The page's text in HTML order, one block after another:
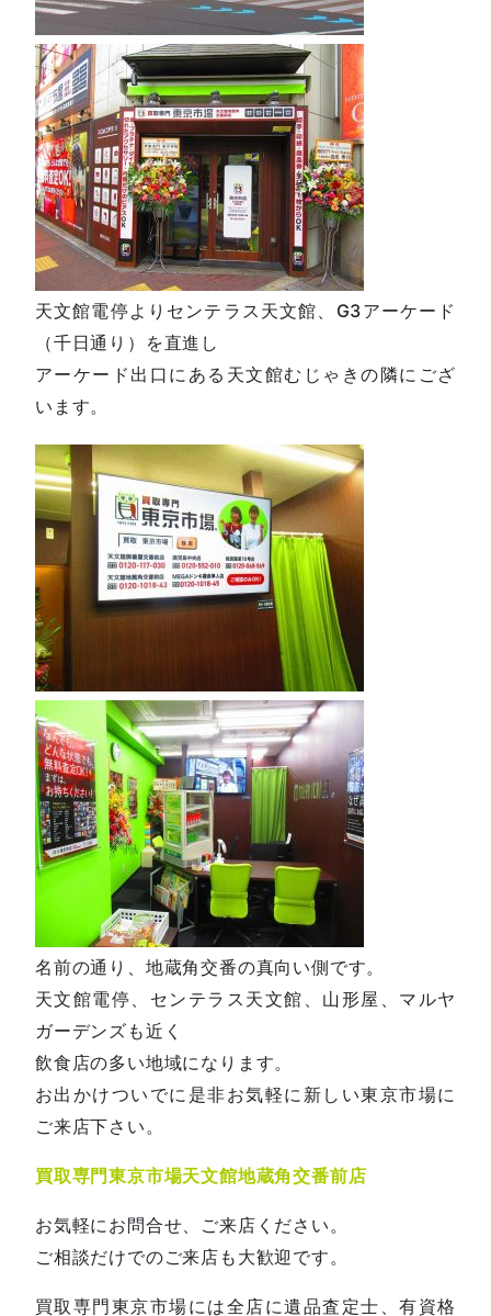
天文館電停よりセンテラス天文館、G3アーケード
（千日通り）を直進し
アーケード出口にある天文館むじゃきの隣にござ
います。
名前の通り、地蔵角交番の真向い側です。
天文館電停、センテラス天文館、山形屋、マルヤ
ガーデンズも近く
飲食店の多い地域になります。
お出かけついでに是非お気軽に新しい東京市場に
ご来店下さい。
買取専門東京市場天文館地蔵角交番前店
お気軽にお問合せ、ご来店ください。
ご相談だけでのご来店も大歓迎です。
買取専門東京市場には全店に遺品査定士、有資格